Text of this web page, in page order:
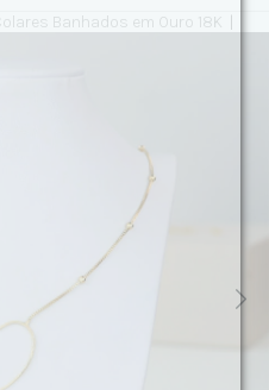
Colares Banhados em Ouro 18K